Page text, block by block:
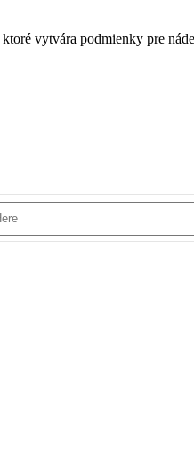
vytvára podmienky pre